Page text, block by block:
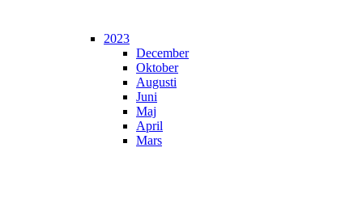
2023
December
Oktober
Augusti
Juni
Maj
April
Mars